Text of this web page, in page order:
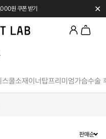
원 쿠폰 받기
즉시 할인
✕
스쿨소재이너탑프리미엄가슴수술
판매순